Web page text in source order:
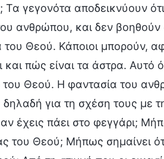
γεγονότα αποδεικνύουν
ανθρώπου, και δεν
του Θεού. Κάποιοι μπορούν,
πώς είναι τα άστρα. Αυτό
του Θεού. Η φαντασία του
για τη σχέση τους με
έχεις πάει στο φεγγάρι;
του Θεού; Μήπως σημαίνει